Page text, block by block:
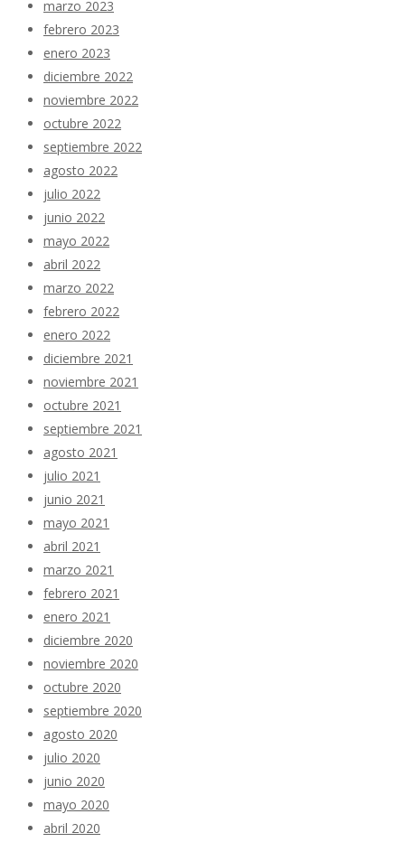
marzo 2023
febrero 2023
enero 2023
diciembre 2022
noviembre 2022
octubre 2022
septiembre 2022
agosto 2022
julio 2022
junio 2022
mayo 2022
abril 2022
marzo 2022
febrero 2022
enero 2022
diciembre 2021
noviembre 2021
octubre 2021
septiembre 2021
agosto 2021
julio 2021
junio 2021
mayo 2021
abril 2021
marzo 2021
febrero 2021
enero 2021
diciembre 2020
noviembre 2020
octubre 2020
septiembre 2020
agosto 2020
julio 2020
junio 2020
mayo 2020
abril 2020